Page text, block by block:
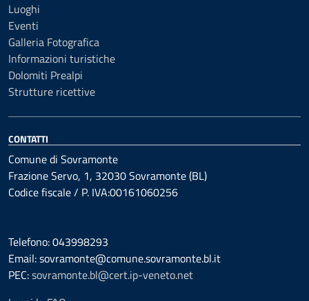
Luoghi
Eventi
Galleria Fotografica
Informazioni turistiche
Dolomiti Prealpi
Strutture ricettive
CONTATTI
Comune di Sovramonte
Frazione Servo, 1, 32030 Sovramonte (BL)
Codice fiscale / P. IVA:00161060256
Telefono: 043998293
Email: sovramonte@comune.sovramonte.bl.it
PEC:sovramonte.bl@cert.ip-veneto.net